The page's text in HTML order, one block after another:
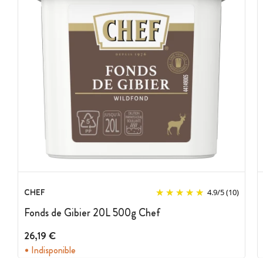
CHEF 4.9/5(10)
Fonds de Gibier 20L 500g Chef
26,19 €
Indisponible